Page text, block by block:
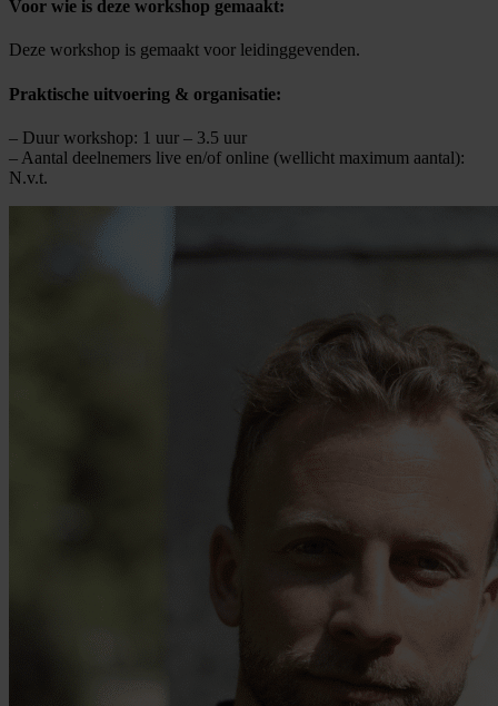
Voor wie is deze workshop gemaakt:
Deze workshop is gemaakt voor leidinggevenden.
Praktische uitvoering & organisatie:
– Duur workshop: 1 uur – 3.5 uur
– Aantal deelnemers live en/of online (wellicht maximum aantal):
N.v.t.